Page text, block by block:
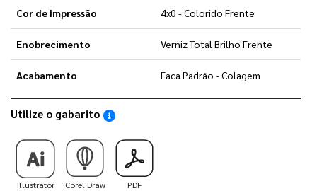
Cor de Impressão 4x0 - Colorido Frente
Enobrecimento Verniz Total Brilho Frente
Acabamento Faca Padrão - Colagem
Utilize o gabarito Saiba como utilizar os nossos gabaritos
Illustrator Corel Draw PDF